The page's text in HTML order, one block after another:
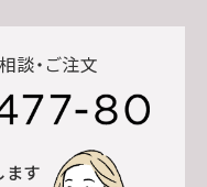
談・ご注文
ます